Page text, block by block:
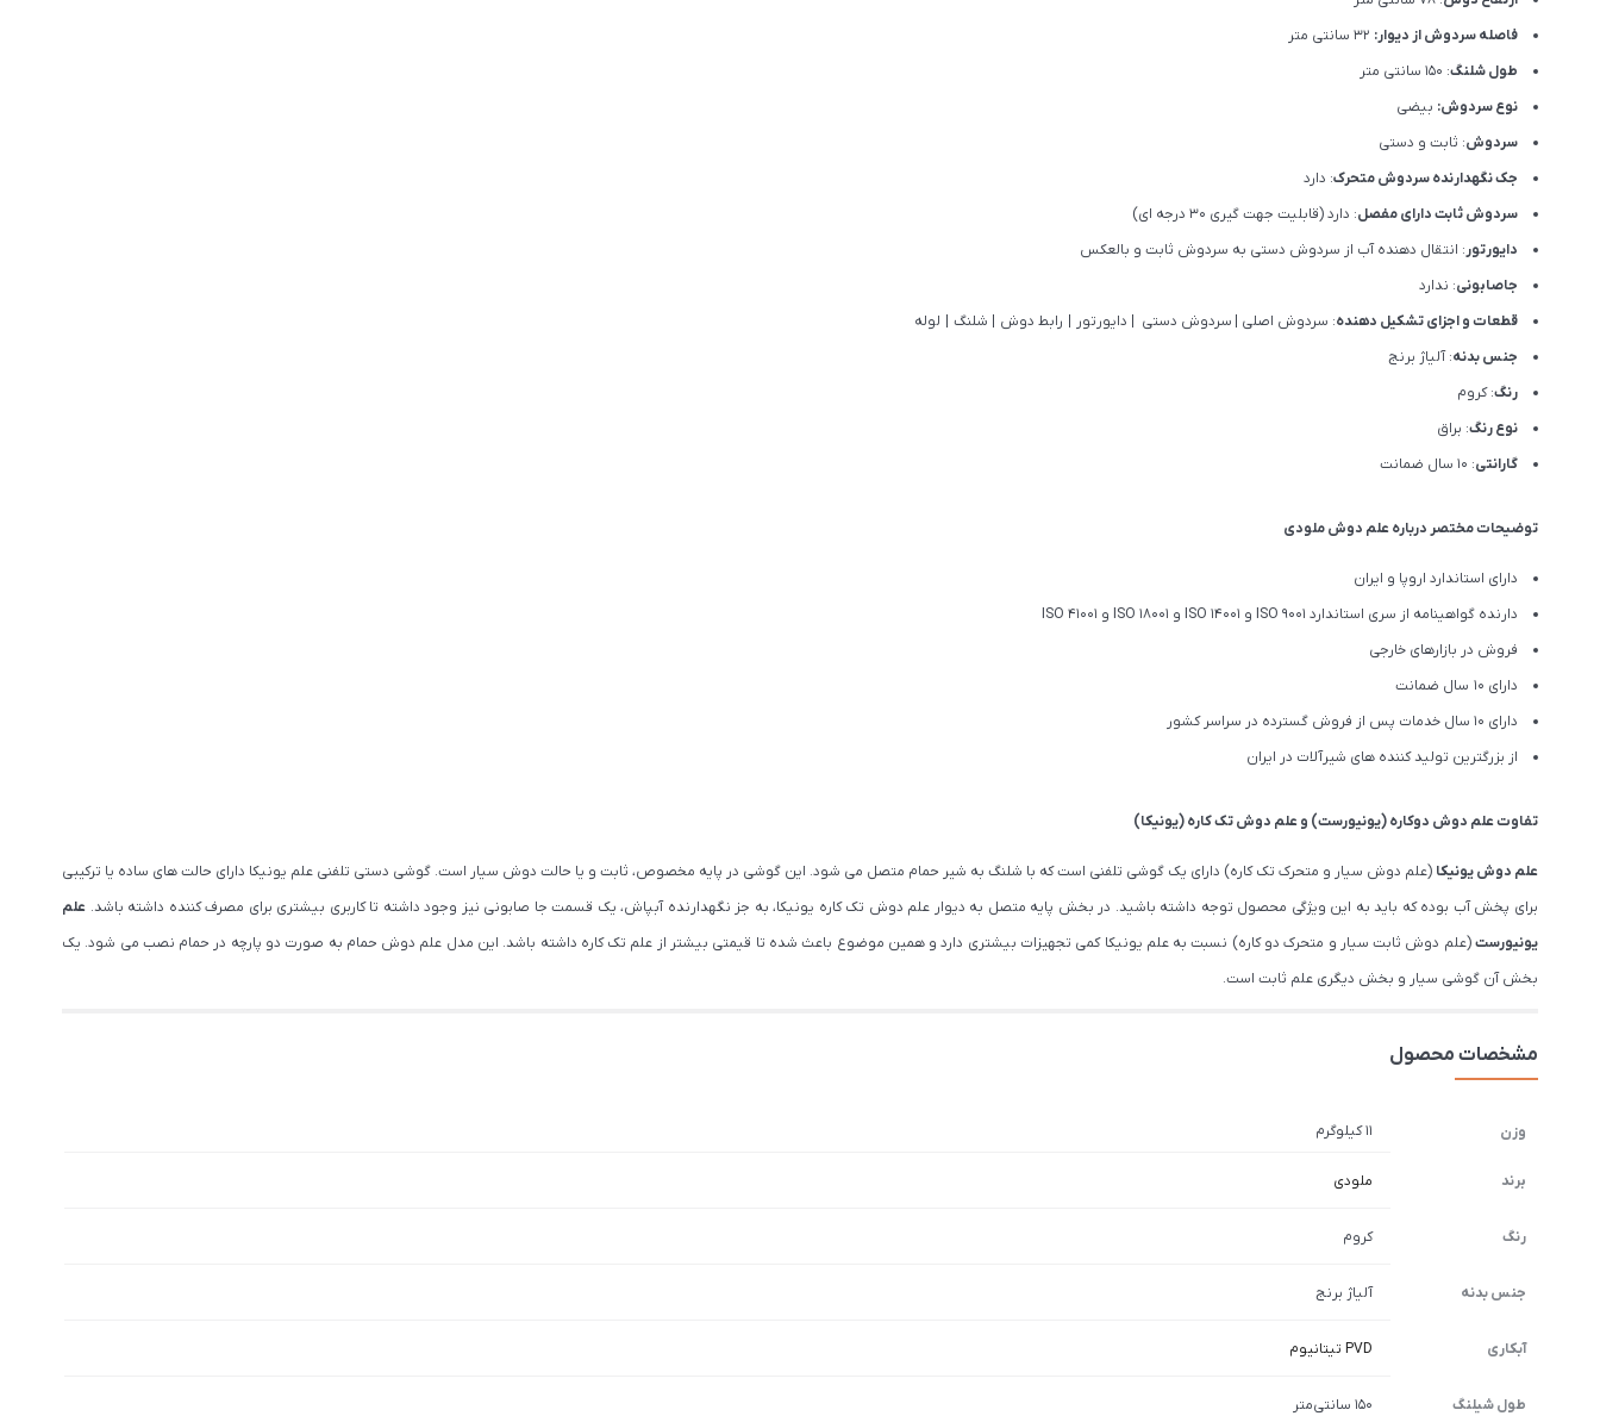
فاصله سردوش از دیوار:
طول شلنگ: 150 سانتی متر
نوع سردوش: بیضی
سردوش: ثابت و دستی
جک نگهدارنده سردوش متحرک: دارد
سردوش ثابت دارای مفصل: دارد (قابلیت جهت گیری 30 درجه ای)
دایورتور: انتقال دهنده آب از سردوش دستی به سردوش ثابت و بالعکس
جاصابونی: ندارد
قطعات و اجزای تشکیل دهنده: سردوش اصلی | سردوش دستی | دایورتور | رابط دوش | شلنگ | لوله
جنس بدنه: آلیاژ برنج
رنگ: کروم
نوع رنگ: براق
گارانتی: 10 سال ضمانت
توضیحات مختصر درباره علم دوش ملودی
دارای استاندارد اروپا و ایران
دارنده گواهینامه از سری استاندارد ISO 9001 و ISO 14001 و ISO 18001 و ISO 41001
فروش در بازارهای خارجی
دارای 10 سال ضمانت
دارای 10 سال خدمات پس از فروش گسترده در سراسر کشور
از بزرگترین تولید کننده های شیرآلات در ایران
تفاوتعلم دوش دوکاره (یونیورست) وعلم دوش تک کاره (یونیکا)
علم دوش یونیکا (علم دوش سیار و متحرک تک کاره) دارای یک گوشی تلفنی است که با شلنگ به شیر حمام متصل می شود. این گوشی در پایه مخصوص، ثابت و یا حالت دوش سیار است. گوشی دستی تلفنی علم یونیکا دارای حالت های ساده یا ترکیبی
برای پخش آب بوده که باید به این ویژگی محصول توجه داشته باشید. در بخش پایه متصل به دیوار علم دوش تک کاره یونیکا، به جز نگهدارنده آبپاش، یک قسمت جا صابونی نیز وجود داشته تا کاربری بیشتری برای مصرف کننده داشته باشد. علم
یونیورست(علم دوش ثابت سیار و متحرک دو کاره) نسبت به علم یونیکا کمی تجهیزات بیشتری دارد و همین موضوع باعث شده تا قیمتی بیشتر از علم تک کاره داشته باشد. این مدل علم دوش حمام به صورت دو پارچه در حمام نصب می شود. یک
بخش آن گوشی سیار و بخش دیگری علم ثابت است.
مشخصات محصول
وزن 11 کیلوگرم
برند ملودی
رنگ کروم
جنس بدنه آلیاژ برنج
آبکاری PVD تیتانیوم
طول شیلنگ 150 سانتی‌متر